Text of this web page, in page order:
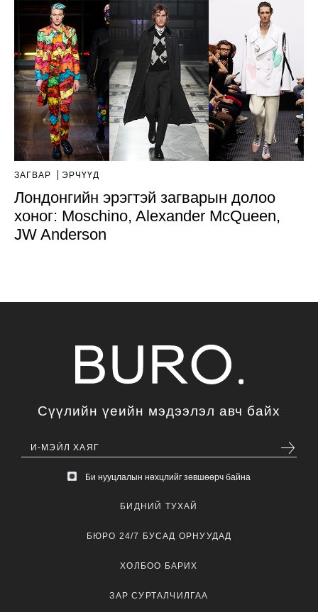
ЗАГВАР ЭРЧҮҮД
Лондонгийн эрэгтэй загварын долоо
хоног: Moschino, Alexander McQueen,
JW Anderson
Сүүлийн үеийн мэдээлэл авч байх
Би нууцлалын нөхцлийг зөвшөөрч байна
БИДНИЙ ТУХАЙ
БЮРО 24/7 БУСАД ОРНУУДАД
ХОЛБОО БАРИХ
ЗАР СУРТАЛЧИЛГАА